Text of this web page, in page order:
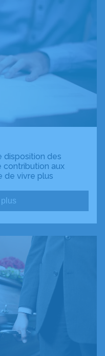
disposition des
contribution aux
de vivre plus